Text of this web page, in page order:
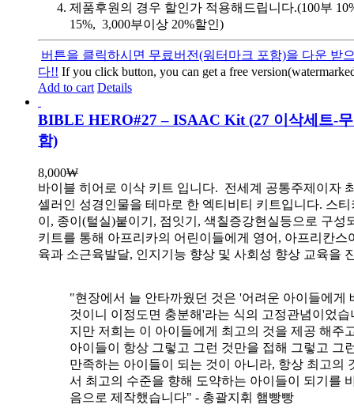
제품후원의 경우 할인가 적용해드립니다.(100부
15%, 3,000부이상 20%할인)
버튼을 클릭하시면 무료버전(워터마크 포함)을 다운 받
다!! If you click button, you can get a free
Add to cart Details
BIBLE HERO#27 – ISAAC Kit (27 이삭세트-
함)
8,000₩
바이블 히어로 이삭 키트 입니다. 전세계 공통주제이자
셀러인 성경인물을 테마로 한 엑티비티 키트입니다. 스
이, 종이(털실)붙이기, 점잇기, 색칠증강현실등으로 구성
키트를 통해 아프리카의 어린이들에게 영어, 아프리칸스
육과 소근육발달, 인지기능 향상 및 사회성 향상 교육을
"현장에서 늘 안타까웠던 것은 '어려운 아이들에게
것이니 이정도면 충분해'라는 식의 고정관념이었습
지만 저희는 이 아이들에게 최고의 것을 제공 해주
아이들이 항상 그렇고 그런 것만을 접해 그렇고 그
만족하는 아이들이 되는 것이 아니라, 항상 최고의
서 최고의 수준을 향해 도약하는 아이들이 되기를
음으로 제작했습니다" - 총괄지휘 햄빵빵